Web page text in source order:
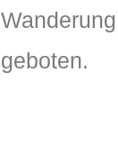
geboten.